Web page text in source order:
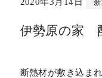
2020年3月14日
伊勢原の家
断熱材が敷き込ま